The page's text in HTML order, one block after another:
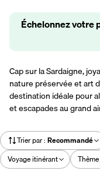
Échelonnez votre
Cap sur la Sardaigne,
nature préservée et art
destination idéale pour
et escapades au grand
Trier par: Recommandé
Voyage itinérant
Thème